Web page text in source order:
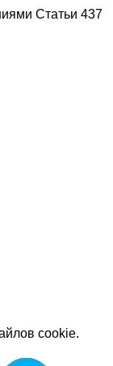
Статьи 437
cookie.